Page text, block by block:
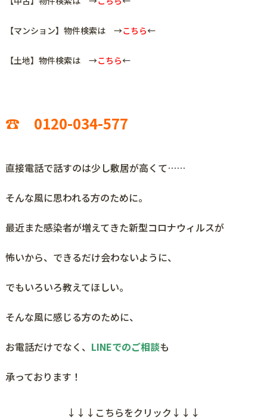
【マンション】物件検索は →こちら←
【土地】物件検索は →こちら←
☎ 0120-034-577
直接電話で話すのは少し敷居が高くて……
そんな風に思われる方のために。
最近また感染者が増えてきた新型コロナウィルスが
怖いから、できるだけ会わないように、
でもいろいろ教えてほしい。
そんな風に感じる方のために、
お電話だけでなく、 LINEでのご相談も
承っております！
↓↓↓こちらをクリック↓↓↓